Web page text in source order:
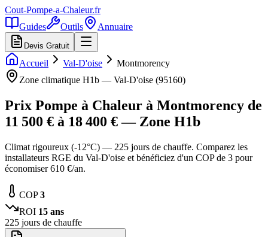
Cout-Pompe-a-Chaleur.fr
Guides
Outils Annuaire
Devis Gratuit
Accueil Val-D'oise
Montmorency
Zone climatique H1b — Val-D'oise (95160)
Prix Pompe à Chaleur à Montmorency de
11 500 € à 18 400 € — Zone H1b
Climat rigoureux (-12°C) — 225 jours de chauffe. Comparez les
installateurs RGE du Val-D'oise et bénéficiez d'un COP de 3 pour
économiser 610 €/an.
COP3
ROI 15 ans
225 jours de chauffe